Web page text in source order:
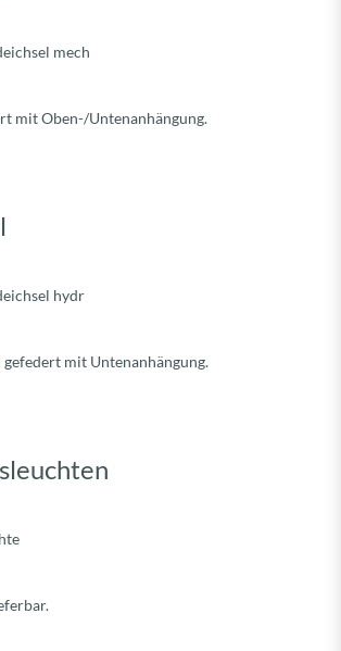
mit Oben-/Untenanhängung.
mit Untenanhängung.